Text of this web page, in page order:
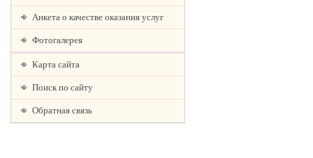
Анкета о качестве оказания услуг
Фотогалерея
Карта сайта
Поиск по сайту
Обратная связь